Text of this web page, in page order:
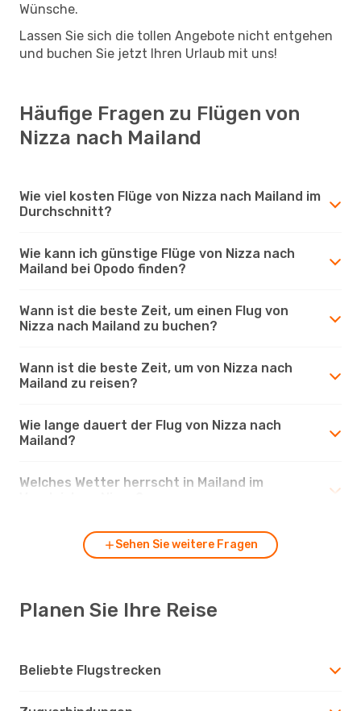
Wünsche.
Lassen Sie sich die tollen Angebote nicht entgehen
und buchen Sie jetzt Ihren Urlaub mit uns!
Häufige Fragen zu Flügen von
Nizza nach Mailand
Wie viel kosten Flüge von Nizza nach Mailand im
Durchschnitt?
Wie kann ich günstige Flüge von Nizza nach
Mailand bei Opodo finden?
Wann ist die beste Zeit, um einen Flug von
Nizza nach Mailand zu buchen?
Wann ist die beste Zeit, um von Nizza nach
Mailand zu reisen?
Wie lange dauert der Flug von Nizza nach
Mailand?
Welches Wetter herrscht in Mailand im
Sehen Sie weitere Fragen
Planen Sie Ihre Reise
Beliebte Flugstrecken